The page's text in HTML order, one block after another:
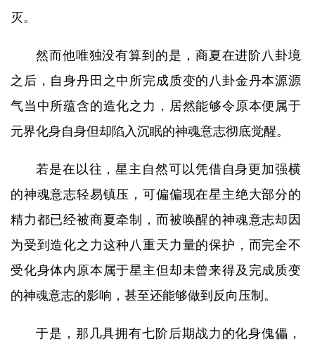
灭。
然而他唯独没有算到的是，商夏在进阶八卦境
之后，自身丹田之中所完成质变的八卦金丹本源源
气当中所蕴含的造化之力，居然能够令原本便属于
元界化身自身但却陷入沉眠的神魂意志彻底觉醒。
若是在以往，星主自然可以凭借自身更加强横
的神魂意志轻易镇压，可偏偏现在星主绝大部分的
精力都已经被商夏牵制，而被唤醒的神魂意志却因
为受到造化之力这种八重天力量的保护，而完全不
受化身体内原本属于星主但却未曾来得及完成质变
的神魂意志的影响，甚至还能够做到反向压制。
于是，那几具拥有七阶后期战力的化身傀儡，